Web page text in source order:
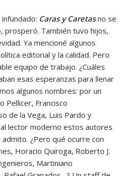
Caras y Caretasno se
prosperó. También tuvo hijos,
Ya mencioné algunos
editorial y la calidad. Pero
equipo de trabajo. ¿Cuáles
esas esperanzas para llenar
algunos nombres: por un
Pellicer, Francisco
de la Vega, Luis Pardo y
lector moderno estos autores
¿Pero qué ocurre con
Horacio Quiroga, Roberto J.
Martiniano